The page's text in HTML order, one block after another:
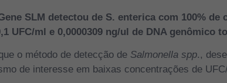
SLM detectou de S. enterica com 100% de
UFC/ml e 0,0000309 ng/ul de DNA genômico
o método de detecção de Salmonella spp.,
de interesse em baixas concentrações de